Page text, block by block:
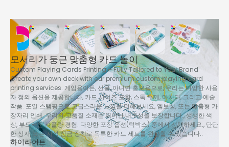
모서리가 둥근 맞춤형 카드 놀이
Custom Playing Cards Printing – Fully Tailored to Your Brand
Create your own deck with our premium custom playing card
printing services. 게임용이든, 선물, 아니면 홍보용으로, 우리는 다양한 사용
자 정의 옵션을 제공합니다, 카드 사이즈 포함, 스톡 두께, 마치다, 그리고 예술
작품. 포일 스탬핑으로 고급스러운 느낌을 더해보세요, 엠보싱, 또는 맞춤형 가
장자리 인쇄. 우리의 고품질 소재는 뛰어난 내구성을 보장합니다., 생생한 색
상, 부드러운 셔플링 경험. 다양한 포장 옵션(턱박스) 중에서 선택하세요., 단단
한 상자, 또는 자석 잠금 장치로 독특한 카드 세트를 완성할 수 있습니다..
하이라이트